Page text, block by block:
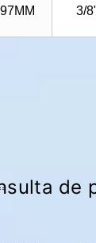
97MM 3/
de